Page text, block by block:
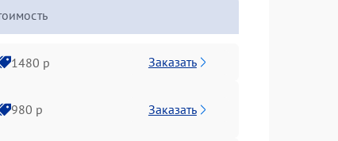
1480 р Заказать
980 р Заказать